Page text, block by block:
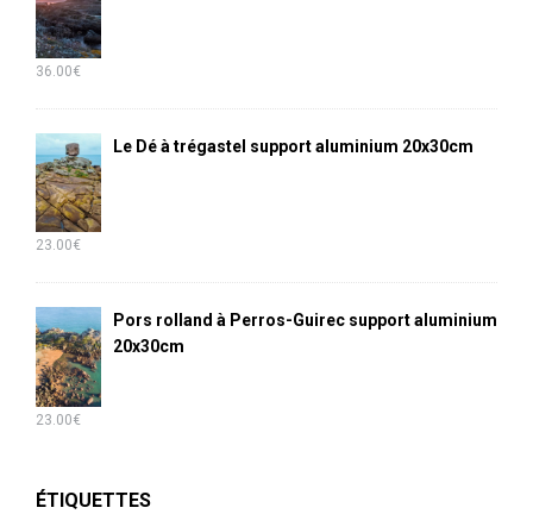
36.00€
Le Dé à trégastel support aluminium 20x30cm
23.00€
Pors rolland à Perros-Guirec support aluminium
20x30cm
23.00€
ÉTIQUETTES